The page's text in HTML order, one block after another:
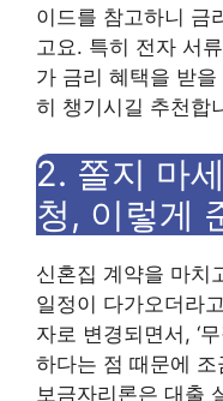
이드를 참고하니 금
고요. 특히 전자 서
가 금리 혜택을 받
히 챙기시길 추천합
2. 쫄지 마
청, 이렇게
신혼집 계약을 마치
일정이 다가오더라
자로 변경되면서, ‘
하다는 점 때문에
보금자리론은 대출